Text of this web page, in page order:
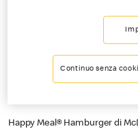
Happy Meal® Hamburger di
Continuo senza